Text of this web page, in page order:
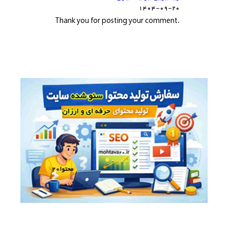
۱۴۰۴-۰۹-۲۰
.Thank you for posting your comment